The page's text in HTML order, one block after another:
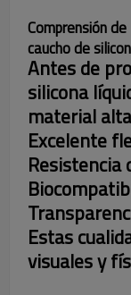
Comprensión
caucho de
Antes de
silicona
material
Excelente
Resistencia
Estas
visuales y